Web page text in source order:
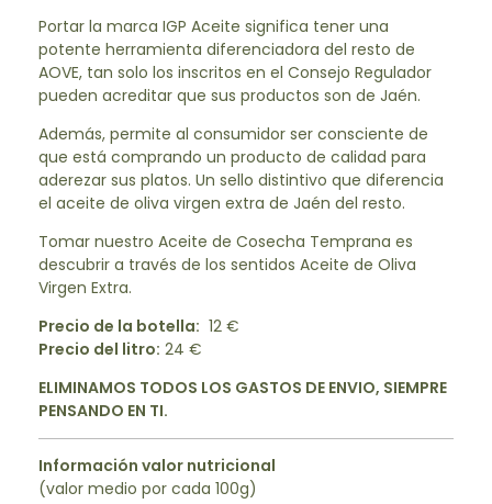
Portar la marca IGP Aceite significa tener una
potente herramienta diferenciadora del resto de
AOVE, tan solo los inscritos en el Consejo Regulador
pueden acreditar que sus productos son de Jaén.
Además, permite al consumidor ser consciente de
que está comprando un producto de calidad para
aderezar sus platos. Un sello distintivo que diferencia
el aceite de oliva virgen extra de Jaén del resto.
Tomar nuestro Aceite de Cosecha Temprana es
descubrir a través de los sentidos Aceite de Oliva
Virgen Extra.
Precio de la botella: 12 €
Precio del litro: 24 €
ELIMINAMOS TODOS LOS GASTOS DE ENVIO, SIEMPRE
PENSANDO EN TI.
Información valor nutricional
(valor medio por cada 100g)